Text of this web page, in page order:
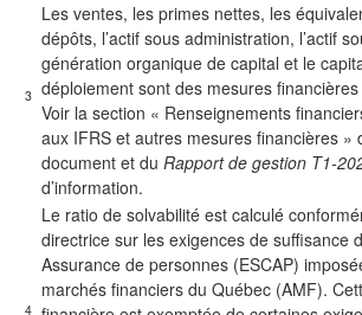
3
Les ventes, les primes nettes, les
dépôts, l’actif sous administration, l’actif
génération organique de capital et le
déploiement sont des mesures
Voir la section « Renseignements
aux IFRS et autres mesures financières »
document et du Rapport de gestion T1-
d’information.
4
Le ratio de solvabilité est calculé
directrice sur les exigences de suffisance
Assurance de personnes (ESCAP)
marchés financiers du Québec (AMF).